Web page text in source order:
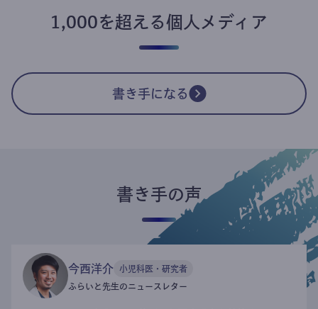
1,000を超える個人メディア
書き手になる
書き手の声
今西洋介 小児科医・研究者
ふらいと先生のニュースレター